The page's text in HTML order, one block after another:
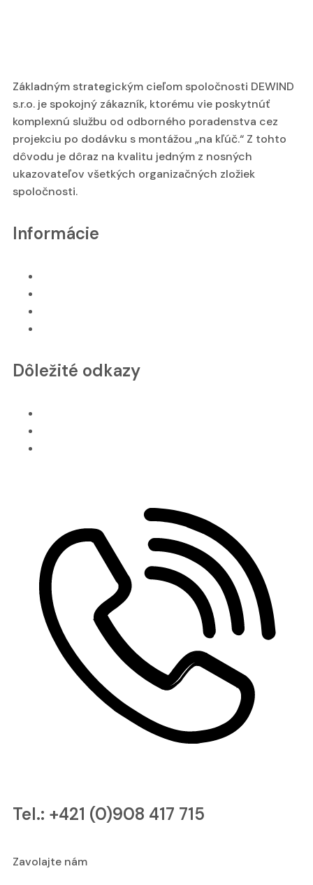
Základným strategickým cieľom spoločnosti DEWIND
s.r.o. je spokojný zákazník, ktorému vie poskytnúť
komplexnú službu od odborného poradenstva cez
projekciu po dodávku s montážou „na kľúč.“ Z tohto
dôvodu je dôraz na kvalitu jedným z nosných
ukazovateľov všetkých organizačných zložiek
spoločnosti.
Informácie
Dôležité odkazy
Tel.: +421 (0)908 417 715
Zavolajte nám